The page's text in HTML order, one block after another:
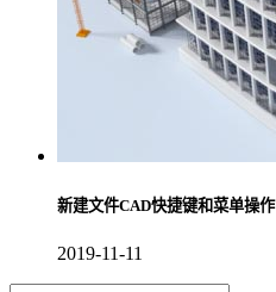
新建文件CAD快捷键和菜单操作
2019-11-11